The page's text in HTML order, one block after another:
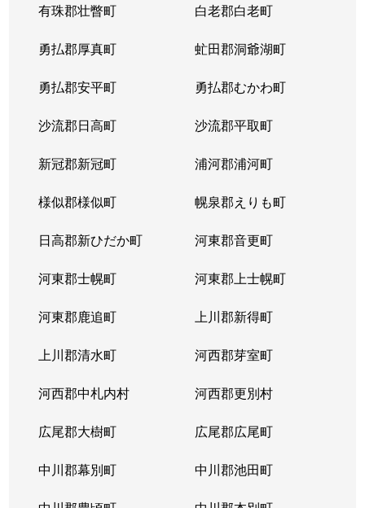
有珠郡壮瞥町 白老郡白老町
勇払郡厚真町 虻田郡洞爺湖町
勇払郡安平町 勇払郡むかわ町
沙流郡日高町 沙流郡平取町
新冠郡新冠町 浦河郡浦河町
様似郡様似町 幌泉郡えりも町
日高郡新ひだか町 河東郡音更町
河東郡士幌町 河東郡上士幌町
河東郡鹿追町 上川郡新得町
上川郡清水町 河西郡芽室町
河西郡中札内村 河西郡更別村
広尾郡大樹町 広尾郡広尾町
中川郡幕別町 中川郡池田町